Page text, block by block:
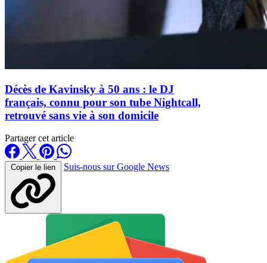
Décès de Kavinsky à 50 ans : le DJ
français, connu pour son tube Nightcall,
retrouvé sans vie à son domicile
Partager cet article
Copier le lien Suis-nous sur Google News